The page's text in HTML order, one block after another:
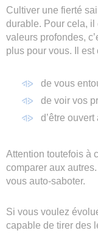
Cultiver une fierté
durable. Pour cela, il
valeurs profondes,
plus pour vous. Il
de vous
de voir vos
d’être
Attention toutefois à
comparer aux
vous auto-saboter.
Si vous voulez
capable de tirer des